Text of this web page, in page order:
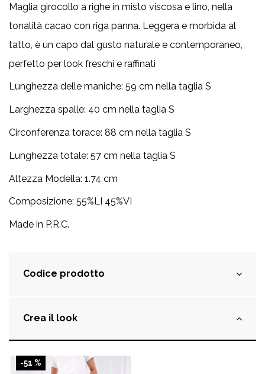
Maglia girocollo a righe in misto viscosa e lino, nella
tonalità cacao con riga panna. Leggera e morbida al
tatto, è un capo dal gusto naturale e contemporaneo,
perfetto per look freschi e raffinati
Lunghezza delle maniche: 59 cm nella taglia S
Larghezza spalle: 40 cm nella taglia S
Circonferenza torace: 88 cm nella taglia S
Lunghezza totale: 57 cm nella taglia S
Altezza Modella: 1.74 cm
Composizione: 55%LI 45%VI
Made in P.R.C.
Codice prodotto
Crea il look
-51 %